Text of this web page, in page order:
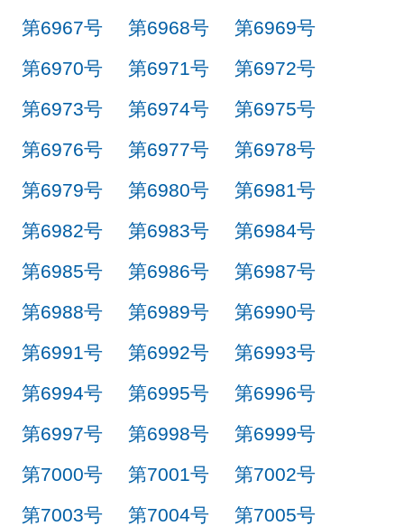
第6967号
第6968号
第6969号
第6970号
第6971号
第6972号
第6973号
第6974号
第6975号
第6976号
第6977号
第6978号
第6979号
第6980号
第6981号
第6982号
第6983号
第6984号
第6985号
第6986号
第6987号
第6988号
第6989号
第6990号
第6991号
第6992号
第6993号
第6994号
第6995号
第6996号
第6997号
第6998号
第6999号
第7000号
第7001号
第7002号
第7003号
第7004号
第7005号